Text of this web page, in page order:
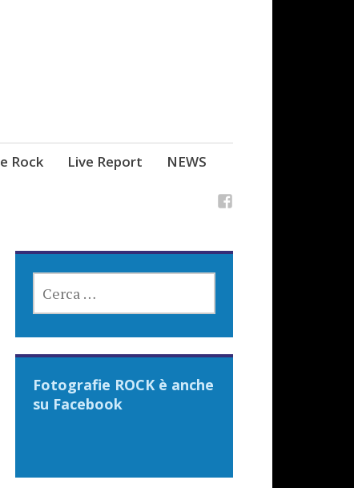
Rock Live Report NEWS
PER:
Fotografie ROCK è anche
su Facebook